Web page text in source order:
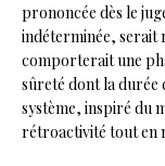
prononcée dès le
indéterminée, serait
comporterait une
sûreté dont la durée
système, inspiré du
rétroactivité tout en